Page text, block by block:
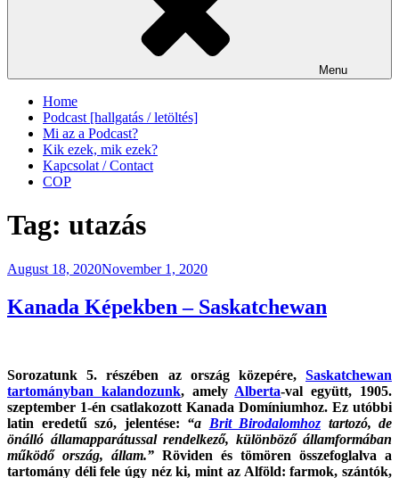
Menu
Home
Podcast [hallgatás / letöltés]
Mi az a Podcast?
Kik ezek, mik ezek?
Kapcsolat / Contact
COP
Tag: utazás
Posted
August 18, 2020November 1, 2020
Kanada Képekben – Saskatchewan
Sorozatunk 5. részében az ország közepére, Saskatchewan
tartományban kalandozunk, amely Alberta-val együtt, 1905.
szeptember 1-én csatlakozott Kanada Domíniumhoz. Ez utóbbi
latin eredetű szó, jelentése: “a Brit Birodalomhoz tartozó, de
önálló államapparátussal rendelkező, különböző államformában
működő ország, állam.” Röviden és tömören összefoglalva a
tartomány déli fele úgy néz ki, mint az Alföld: farmok, szántók,